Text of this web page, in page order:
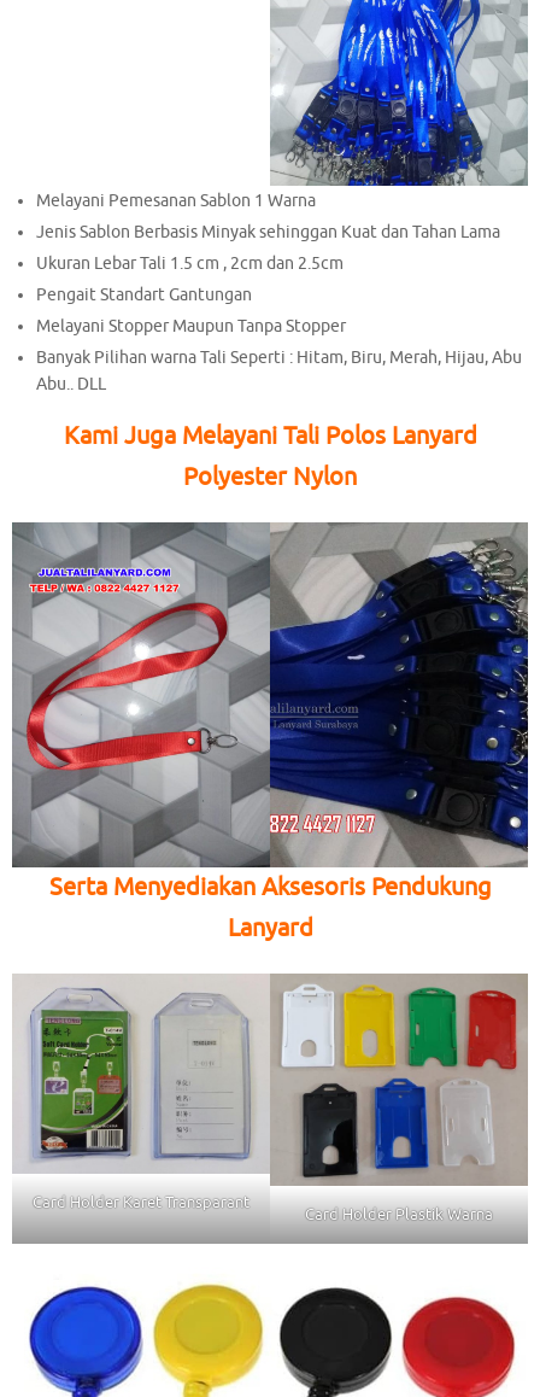
Melayani Pemesanan Sablon 1 Warna
Jenis Sablon Berbasis Minyak sehinggan Kuat dan Tahan Lama
Ukuran Lebar Tali 1.5 cm , 2cm dan 2.5cm
Pengait Standart Gantungan
Melayani Stopper Maupun Tanpa Stopper
Banyak Pilihan warna Tali Seperti : Hitam, Biru, Merah, Hijau, Abu
Abu.. DLL
Kami Juga Melayani Tali Polos Lanyard
Polyester Nylon
Serta Menyediakan Aksesoris Pendukung
Lanyard
Card Holder Karet Transparant
Card Holder Plastik Warna